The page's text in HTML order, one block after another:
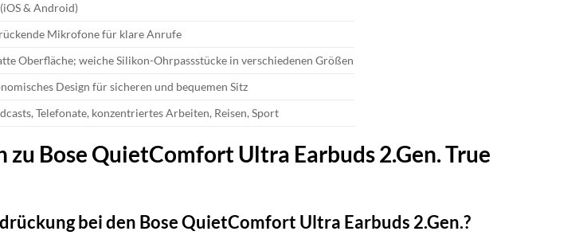
& Android)
Mikrofone für klare Anrufe
Oberfläche; weiche Silikon-Ohrpassstücke in verschiedenen Größen
Design für sicheren und bequemen Sitz
Telefonate, konzentriertes Arbeiten, Reisen, Sport
zu Bose QuietComfort Ultra Earbuds 2.Gen. True
bei den Bose QuietComfort Ultra Earbuds 2.Gen.?